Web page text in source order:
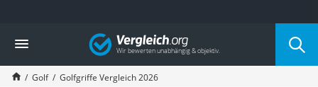
Die beliebtesten Vergleiche nach Kategorie
Freizeit & Sport
Gartentrampolin
Trampolin
Vergleich
Golf Golfgriffe Vergleich 2026